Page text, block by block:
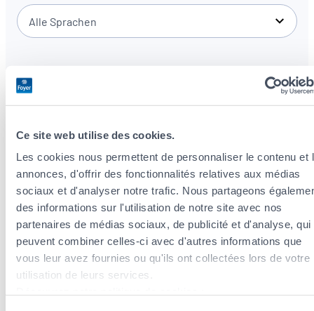
Ce site web utilise des cookies.
Les cookies nous permettent de personnaliser le contenu et
annonces, d'offrir des fonctionnalités relatives aux médias
sociaux et d'analyser notre trafic. Nous partageons
des informations sur l'utilisation de notre site avec nos
partenaires de médias sociaux, de publicité et d'analyse, qui
peuvent combiner celles-ci avec d'autres informations que
vous leur avez fournies ou qu'ils ont collectées lors de votre
utilisation de leurs services.
Alle Sprachen
Versicherungsagenten in der Nähe des
Stadtteils Rollingergrund / Belair-Nord
Versicherungsagenten im Stadtteil Gare
Versicherungsagenten im Stadtteil Limpertsberg
Versicherungsagenten im Stadtteil Ville-Haute
Versicherungsagenten im Stadtteil Beggen
Versicherungsagenten im Stadtteil Cessange